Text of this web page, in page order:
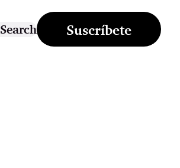
Search Suscríbete